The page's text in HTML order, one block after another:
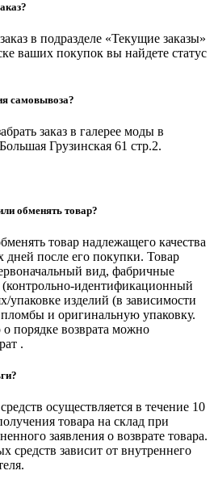
в подразделе «Текущие заказы»
ваших покупок вы найдете статус
самовывоза?
заказ в галерее моды в
Грузинская 61 стр.2.
обменять товар?
товар надлежащего качества
дней после его покупки. Товар
вид, фабричные
идентификационный
упаковке изделий (в зависимости
и оригинальную упаковку.
порядке возврата можно
.
осуществляется в течение 10
товара на склад при
заявления о возврате товара.
средств зависит от внутреннего